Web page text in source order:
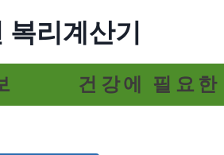
복리계산기
건강에 필요